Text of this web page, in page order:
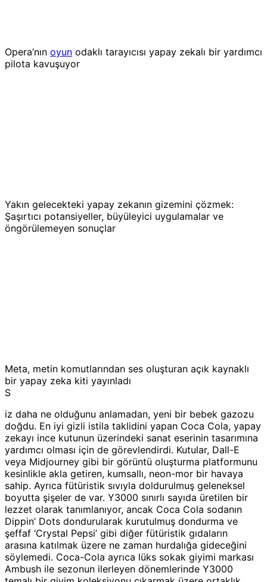
Opera’nın oyun odaklı tarayıcısı yapay zekalı bir yardımcı
pilota kavuşuyor
Yakın gelecekteki yapay zekanın gizemini çözmek:
Şaşırtıcı potansiyeller, büyüleyici uygulamalar ve
öngörülemeyen sonuçlar
Meta, metin komutlarından ses oluşturan açık kaynaklı
bir yapay zeka kiti yayınladı
S
iz daha ne olduğunu anlamadan, yeni bir bebek gazozu
doğdu. En iyi gizli istila taklidini yapan Coca Cola, yapay
zekayı ince kutunun üzerindeki sanat eserinin tasarımına
yardımcı olması için de görevlendirdi. Kutular, Dall-E
veya Midjourney gibi bir görüntü oluşturma platformunu
kesinlikle akla getiren, kumsallı, neon-mor bir havaya
sahip. Ayrıca fütüristik sıvıyla doldurulmuş geleneksel
boyutta şişeler de var. Y3000 sınırlı sayıda üretilen bir
lezzet olarak tanımlanıyor, ancak Coca Cola sodanın
Dippin’ Dots dondurularak kurutulmuş dondurma ve
şeffaf ‘Crystal Pepsi’ gibi diğer fütüristik gıdaların
arasına katılmak üzere ne zaman hurdalığa gideceğini
söylemedi. Coca-Cola ayrıca lüks sokak giyimi markası
Ambush ile sezonun ilerleyen dönemlerinde Y3000